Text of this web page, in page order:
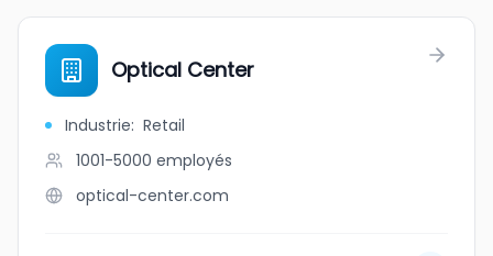
Optical Center
Industrie: Retail
1001-5000 employés
optical-center.com